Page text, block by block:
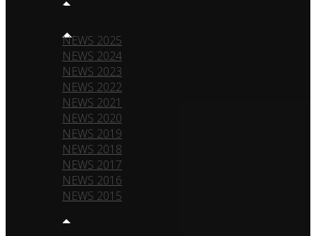
NEWS
NEWS 2025
NEWS 2024
NEWS 2023
NEWS 2022
NEWS 2021
NEWS 2020
NEWS 2019
NEWS 2018
NEWS 2017
NEWS 2016
NEWS 2015
TEAM